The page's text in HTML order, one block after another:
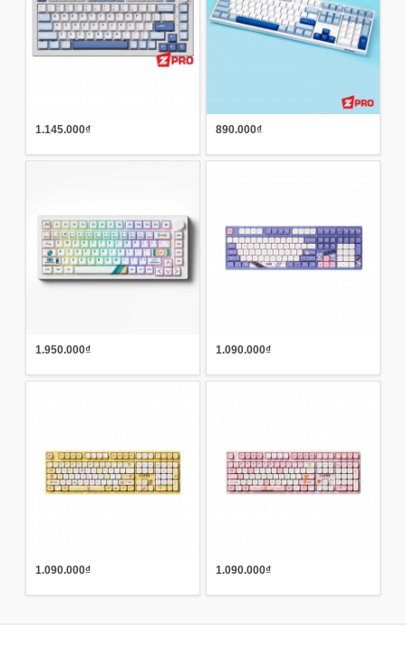
1.145.000₫ 890.000₫
1.950.000₫ 1.090.000₫
1.090.000₫ 1.090.000₫